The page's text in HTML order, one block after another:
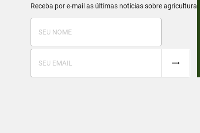
Receba por e-mail as últimas notícias sobre agricultura